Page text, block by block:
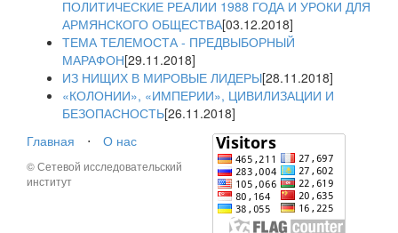
ПОЛИТИЧЕСКИЕ РЕАЛИИ 1988 ГОДА И УРОКИ ДЛЯ
АРМЯНСКОГО ОБЩЕСТВА[03.12.2018]
ТЕМА ТЕЛЕМОСТА - ПРЕДВЫБОРНЫЙ
МАРАФОН[29.11.2018]
ИЗ НИЩИХ В МИРОВЫЕ ЛИДЕРЫ[28.11.2018]
«КОЛОНИИ», «ИМПЕРИИ», ЦИВИЛИЗАЦИИ И
БЕЗОПАСНОСТЬ[26.11.2018]
Главная
⋅ О нас
© Сетевой исследовательский
институт